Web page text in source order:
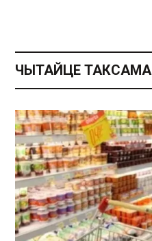
ЧЫТАЙЦЕ ТАКСАМА